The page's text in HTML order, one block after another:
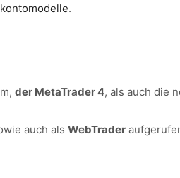
.
der MetaTrader 4, als auch die
auch als WebTrader